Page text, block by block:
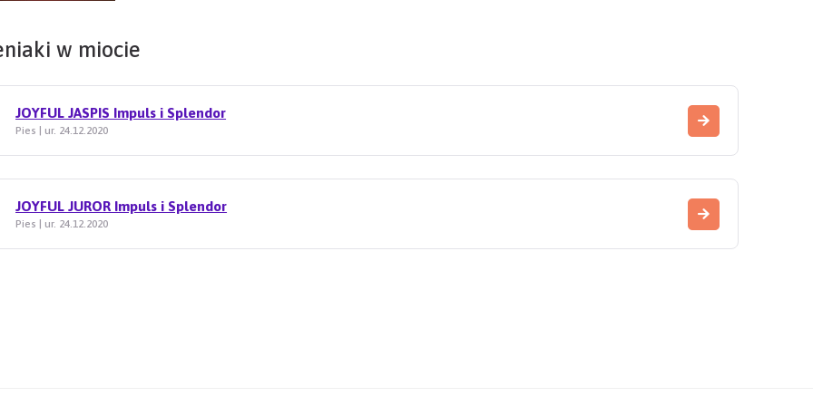
w miocie
JOYFUL JASPIS Impuls i Splendor
Pies | ur. 24.12.2020
JOYFUL JUROR Impuls i Splendor
Pies | ur. 24.12.2020